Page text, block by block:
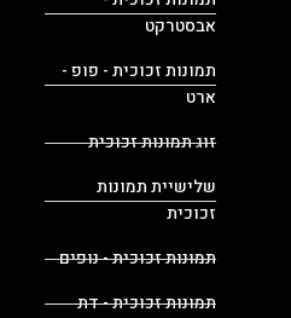
אבסטרקט
תמונות זכוכית - פופ -
ארט
זוג תמונות זכוכית
שלישיית תמונות
זכוכית
תמונות זכוכית - נופים
תמונות זכוכית - דת